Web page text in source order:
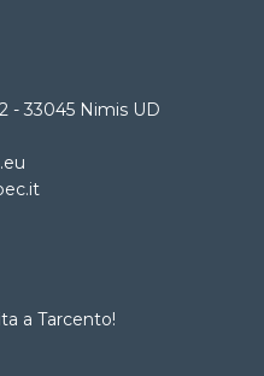
- 33045 Nimis UD
a Tarcento!